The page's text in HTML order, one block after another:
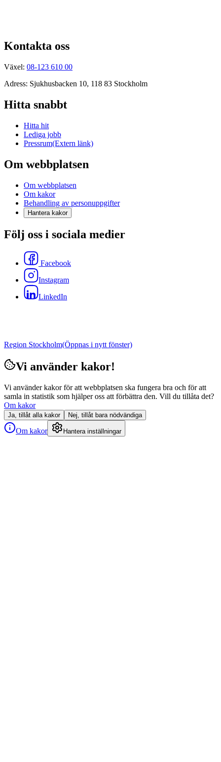
Kontakta oss
Växel: 08-123 610 00
Adress: Sjukhusbacken 10, 118 83 Stockholm
Hitta snabbt
Hitta hit
Lediga jobb
Pressrum(Extern länk)
Om webbplatsen
Om webbplatsen
Om kakor
Behandling av personuppgifter
Hantera kakor
Följ oss i sociala medier
Facebook
Instagram
LinkedIn
Region Stockholm(Öppnas i nytt fönster)
Vi använder kakor!
Vi använder kakor för att webbplatsen ska fungera bra och för att
samla in statistik som hjälper oss att förbättra den. Vill du tillåta det?
Om kakor
Ja, tillåt alla kakor Nej, tillåt bara nödvändiga
Om kakor Hantera inställningar